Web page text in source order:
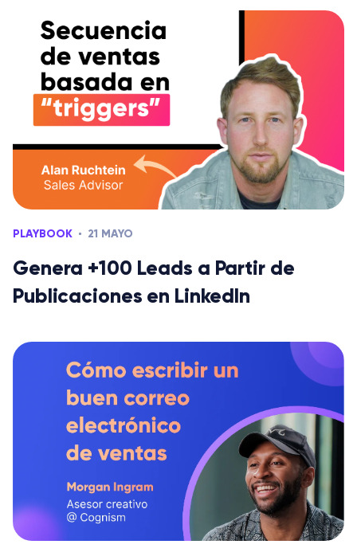
PLAYBOOK 21 MAYO
Genera +100 Leads a Partir de
Publicaciones en LinkedIn